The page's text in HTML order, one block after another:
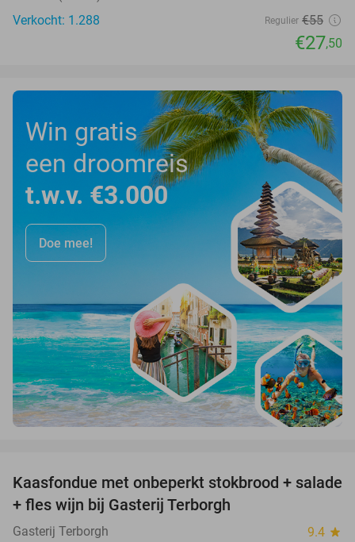
Verkocht: 1.288
Regulier €55
€27,50
Win gratis
een droomreis
t.w.v. €3.000
Doe mee!
44%
Kaasfondue met onbeperkt stokbrood + salade
+ fles wijn bij Gasterij Terborgh
Gasterij Terborgh 9.4 star